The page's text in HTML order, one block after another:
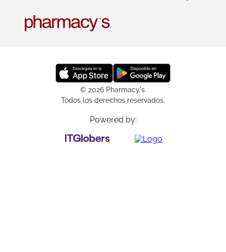
© 2026 Pharmacy's.
Todos los derechos reservados.
Powered by: